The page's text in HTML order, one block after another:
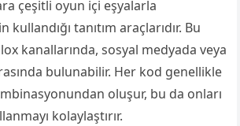
çeşitli oyun içi eşyalarla
tanıtım araçlarıdır. Bu
kanallarında, sosyal medyada veya
bulunabilir. Her kod genellikle
oluşur, bu da onları
kolaylaştırır.